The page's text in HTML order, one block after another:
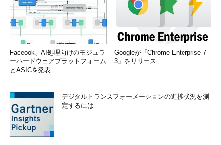
Faceook、AI処理向けのモジュラ
ーハードウェアプラットフォーム
とASICを発表
Googleが「Chrome Enterprise 7
3」をリリース
デジタルトランスフォーメーションの進捗状況を測
定するには